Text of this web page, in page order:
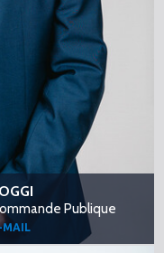
Publique